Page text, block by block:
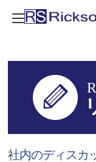
社内のディスカ